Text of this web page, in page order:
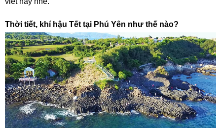
Thời tiết, khí hậu Tết tại Phú Yên như thế nào?